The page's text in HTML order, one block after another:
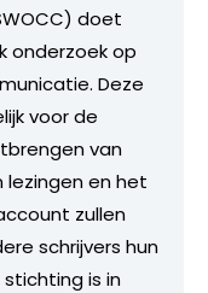
doet
onderzoek op
Deze
voor de
van
lezingen en het
zullen
schrijvers hun
is in